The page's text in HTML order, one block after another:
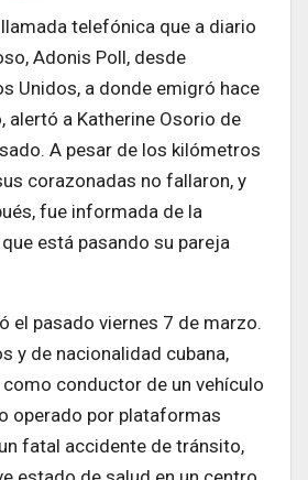
telefónica que a diario
Adonis Poll, desde
Unidos, a donde emigró hace
alertó a Katherine Osorio de
A pesar de los kilómetros
corazonadas no fallaron, y
fue informada de la
está pasando su pareja
el pasado viernes 7 de marzo.
y de nacionalidad cubana,
conductor de un vehículo
operado por plataformas
fatal accidente de tránsito,